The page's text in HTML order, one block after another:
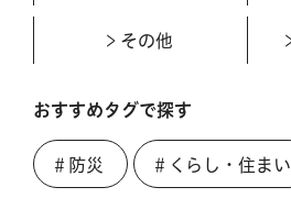
その他
おすすめタグで探す
＃防災 ＃くらし・住まい